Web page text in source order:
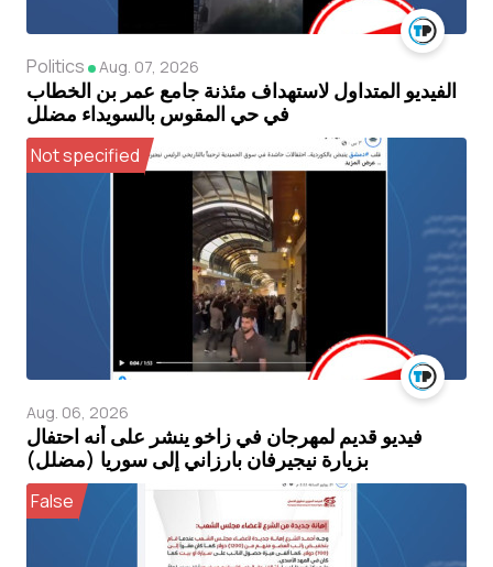
Politics Aug. 07, 2026
الفيديو المتداول لاستهداف مئذنة جامع عمر بن الخطاب
في حي المقوس بالسويداء مضلل
Not specified
Aug. 06, 2026
فيديو قديم لمهرجان في زاخو ينشر على أنه احتفال
بزيارة نيجيرفان بارزاني إلى سوريا (مضلل)
False